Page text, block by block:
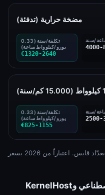
مضخة حرارية (تدفئة)
سنة
4000-
تكلفة/سنة (0.33
يورو/كيلوواط ساعة)
€1320-2640
سنة
2500-
تكلفة/سنة (0.33
يورو/كيلوواط ساعة)
€825-1155
القيم استرشادية، يوصى بالقياس الدقيق بعدّاد قابس. اعتباراً من 2026 بسعر
مراكز البيانات وأحمال الذكاء الاصطناعي وKernelHost